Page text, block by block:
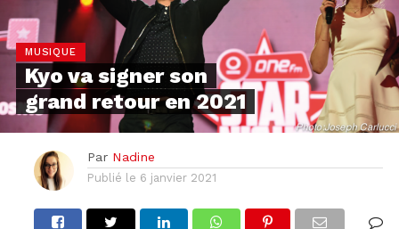
MUSIQUE
Kyo va signer son
grand retour en 2021
Par Nadine
Publié le 6 janvier 2021